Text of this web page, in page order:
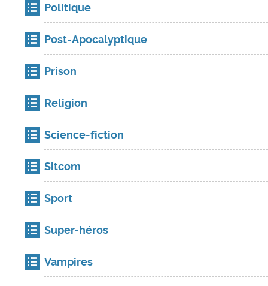
Politique
Post-Apocalyptique
Prison
Religion
Science-fiction
Sitcom
Sport
Super-héros
Vampires